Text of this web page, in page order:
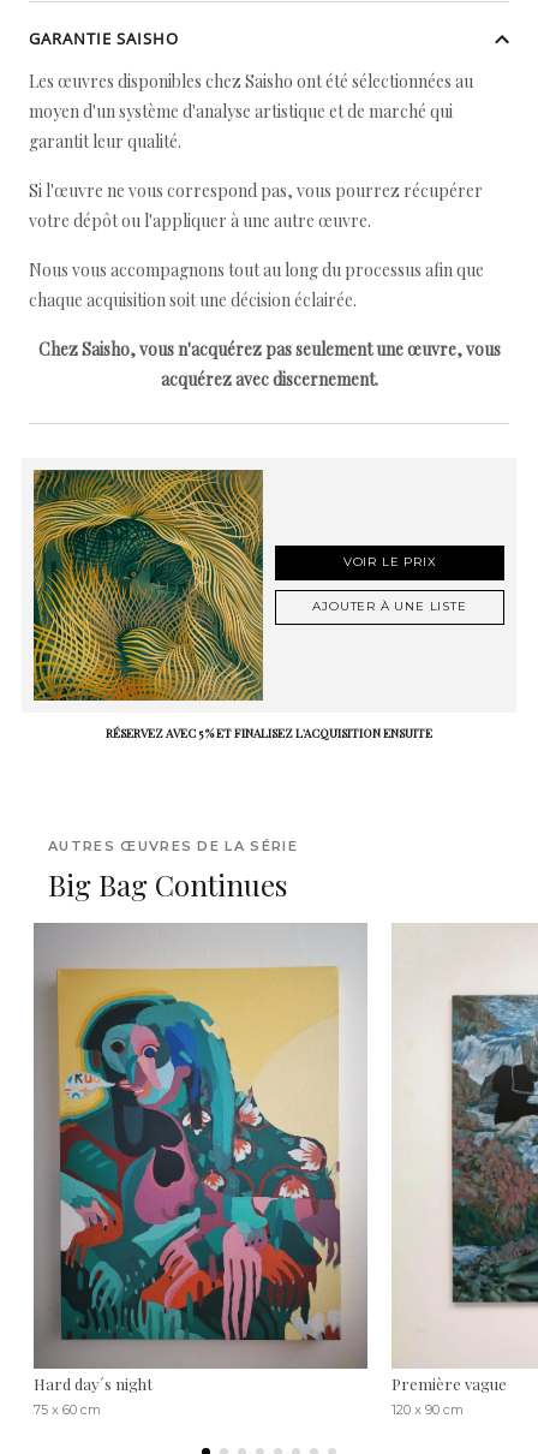
GARANTIE SAISHO
Les œuvres disponibles chez Saisho ont été sélectionnées au
moyen d'un système d'analyse artistique et de marché qui
garantit leur qualité.
Si l'œuvre ne vous correspond pas, vous pourrez récupérer
votre dépôt ou l'appliquer à une autre œuvre.
Nous vous accompagnons tout au long du processus afin que
chaque acquisition soit une décision éclairée.
Chez Saisho, vous n'acquérez pas seulement une œuvre, vous
acquérez avec discernement.
VOIR LE PRIX
AJOUTER À UNE LISTE
RÉSERVEZ AVEC 5 % ET FINALISEZ L'ACQUISITION ENSUITE
AUTRES ŒUVRES DE LA SÉRIE
Big Bag Continues
Hard day´s night
75 x 60 cm
Première vague
120 x 90 cm